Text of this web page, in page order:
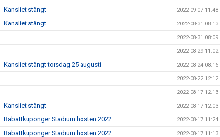
Kansliet stängt 2022-09-07 11:48
Kansliet stängt 2022-08-31 08:13
2022-08-31 08:09
2022-08-29 11:02
Kansliet stängt torsdag 25 augusti 2022-08-24 08:16
2022-08-22 12:12
2022-08-17 12:13
Kansliet stängt 2022-08-17 12:03
Rabattkuponger Stadium hösten 2022 2022-08-17 11:24
Rabattkuponger Stadium hösten 2022 2022-08-17 11:13